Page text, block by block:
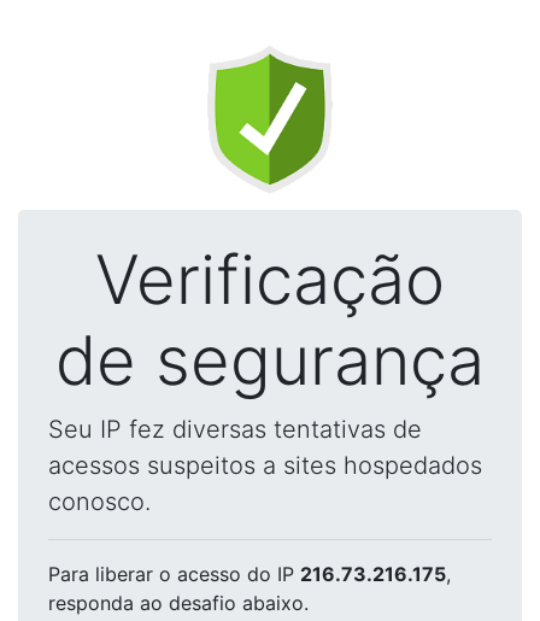
Verificação
de segurança
Seu IP fez diversas tentativas de
acessos suspeitos a sites hospedados
conosco.
Para liberar o acesso do IP 216.73.216.175,
responda ao desafio abaixo.